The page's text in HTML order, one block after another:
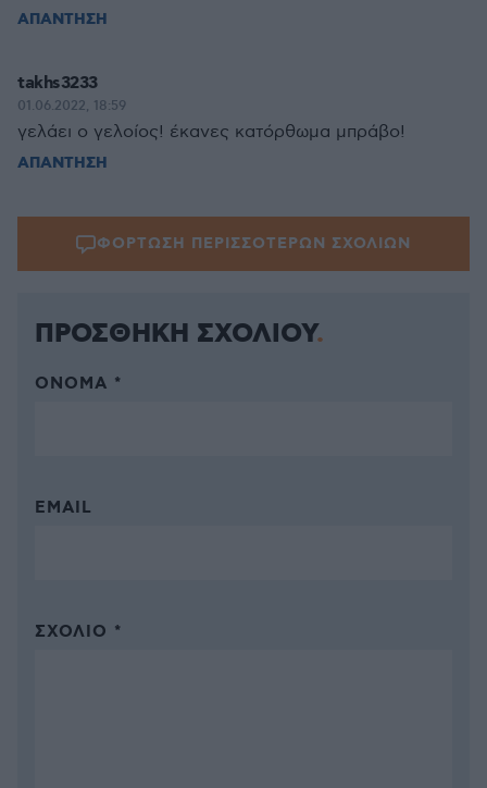
ΑΠΑΝΤΗΣΗ
takhs3233
01.06.2022, 18:59
γελάει ο γελοίος! έκανες κατόρθωμα μπράβο!
ΑΠΑΝΤΗΣΗ
ΦΟΡΤΩΣΗ ΠΕΡΙΣΣΟΤΕΡΩΝ ΣΧΟΛΙΩΝ
ΠΡΟΣΘΗΚΗ ΣΧΟΛΙΟΥ
ΌΝΟΜΑ *
EMAIL
ΣΧΌΛΙΟ *